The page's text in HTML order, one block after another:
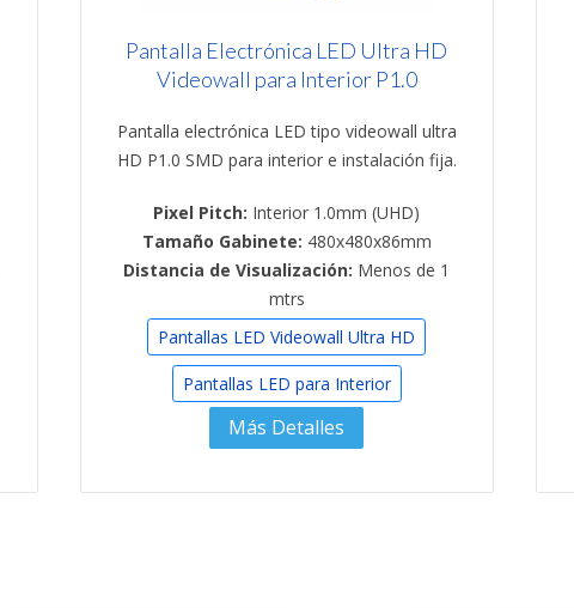
Pantalla Electrónica LED Ultra HD
Videowall para Interior P1.0
Pantalla electrónica LED tipo videowall ultra
HD P1.0 SMD para interior e instalación fija.
Pixel Pitch: Interior 1.0mm (UHD)
Tamaño Gabinete: 480x480x86mm
Distancia de Visualización: Menos de 1
mtrs
Pantallas LED Videowall Ultra HD
Pantallas LED para Interior
Más Detalles